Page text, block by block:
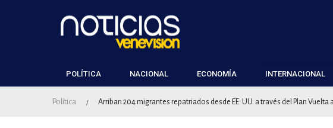
POLÍTICA NACIONAL ECONOMÍA INTERNACIONAL
Política / Arriban 204 migrantes repatriados desde EE. UU. a través del Plan Vuelta